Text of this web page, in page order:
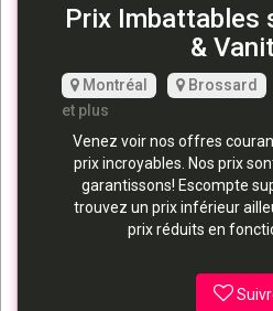
Prix Imbattables
&
Montréal Brossard
et plus
Venez voir nos offres
prix incroyables. Nos prix
garantissons! Escompte
trouvez un prix inférieur
prix réduits en